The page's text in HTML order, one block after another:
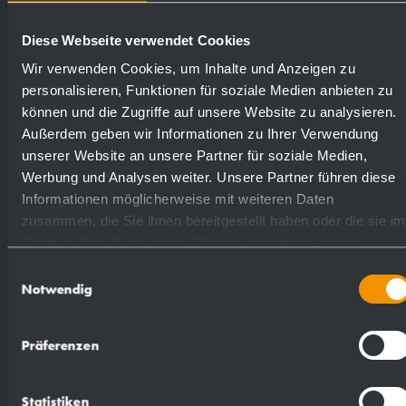
Diese Webseite verwendet Cookies
Wir verwenden Cookies, um Inhalte und Anzeigen zu
personalisieren, Funktionen für soziale Medien anbieten zu
können und die Zugriffe auf unsere Website zu analysieren.
Außerdem geben wir Informationen zu Ihrer Verwendung
unserer Website an unsere Partner für soziale Medien,
Werbung und Analysen weiter. Unsere Partner führen diese
Informationen möglicherweise mit weiteren Daten
zusammen, die Sie ihnen bereitgestellt haben oder die sie im
Notwendig
Präferenzen
Statistiken
Surfaces disponibles
Numéros de
commande
mat rectifié (standard) 727036
Proposition de texte pour les spécifications :
Distributeur de savon liquide en acier